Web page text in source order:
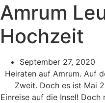
Amrum
Hochzeit
September 27, 2020
Heiraten auf Amrum. Auf
Zweit. Doch es ist Mai
Einreise auf die Insel!